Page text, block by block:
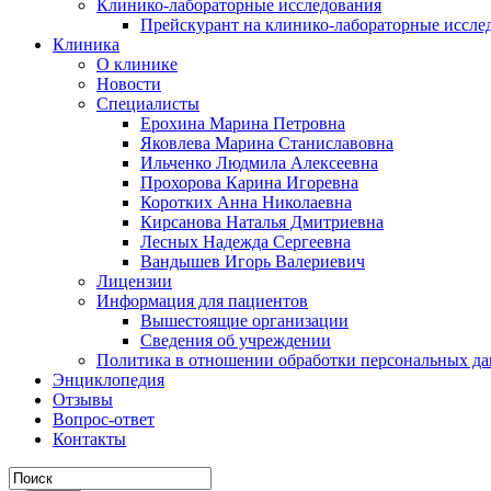
Клинико-лабораторные исследования
Прейскурант на клинико-лабораторные
Клиника
О клинике
Новости
Специалисты
Ерохина Марина Петровна
Яковлева Марина Станиславовна
Ильченко Людмила Алексеевна
Прохорова Карина Игоревна
Коротких Анна Николаевна
Кирсанова Наталья Дмитриевна
Лесных Надежда Сергеевна
Вандышев Игорь Валериевич
Лицензии
Информация для пациентов
Вышестоящие организации
Сведения об учреждении
Политика в отношении обработки персональных
Энциклопедия
Отзывы
Вопрос-ответ
Контакты